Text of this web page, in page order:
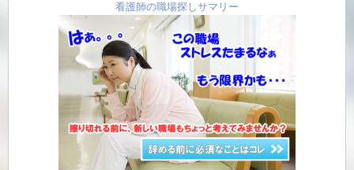
看護師の職場探しサマリー